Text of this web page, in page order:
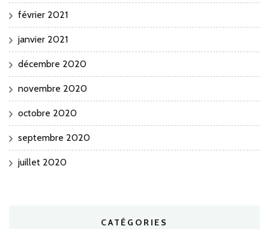
février 2021
janvier 2021
décembre 2020
novembre 2020
octobre 2020
septembre 2020
juillet 2020
CATÉGORIES